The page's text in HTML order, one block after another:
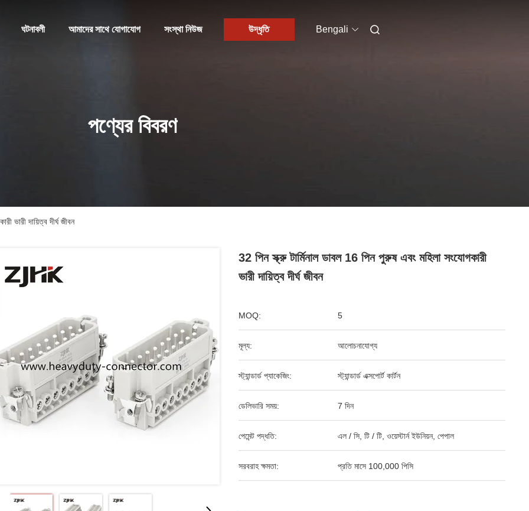
ঘটনাবলী আমাদের সাথে যোগাযোগ সংস্থা নিউজ উদ্ধৃতি Bengali
পণ্যের বিবরণ
ভারী দায়িত্ব দীর্ঘ জীবন
32 পিন স্ক্রু টার্মিনাল ডাবল 16 পিন পুরুষ এবং মহিলা সংযোগকারী
ভারী দায়িত্ব দীর্ঘ জীবন
MOQ: 5
মূল্য: আলোচনাযোগ্য
স্ট্যান্ডার্ড প্যাকেজিং: স্ট্যান্ডার্ড এক্সপোর্ট কার্টন
ডেলিভারি সময়: 7 দিন
পেমেন্ট পদ্ধতি: এল / সি, টি / টি, ওয়েস্টার্ন ইউনিয়ন, পেপাল
সরবরাহ ক্ষমতা: প্রতি মাসে 100,000 পিসি